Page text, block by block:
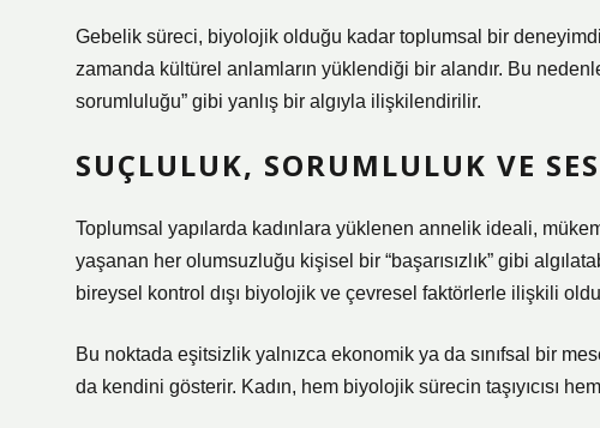
Gebelik süreci, biyolojik olduğu kadar toplumsal bir
zamanda kültürel anlamların yüklendiği bir alandır. Bu
sorumluluğu” gibi yanlış bir algıyla ilişkilendirilir.
SUÇLULUK, SORUMLULUK VE
Toplumsal yapılarda kadınlara yüklenen annelik ideali,
yaşanan her olumsuzluğu kişisel bir “başarısızlık” gibi
bireysel kontrol dışı biyolojik ve çevresel faktörlerle ilişkili
Bu noktada eşitsizlik yalnızca ekonomik ya da sınıfsal bir
da kendini gösterir. Kadın, hem biyolojik sürecin taşıyıcısı